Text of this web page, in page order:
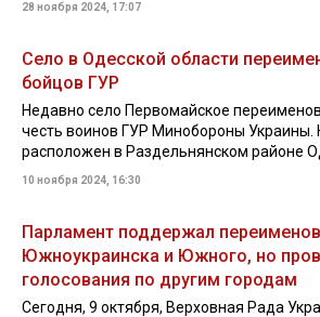
28 ноября 2024, 17:07
Село в Одесской области
бойцов ГУР
Недавно село Первомайское
честь воинов ГУР Минобороны Украины.
расположен в Раздельнянском районе
10 ноября 2024, 16:30
Парламент поддержал
Южноукраинска и Южного, но
голосования по другим городам
Сегодня, 9 октября, Верховная Рада